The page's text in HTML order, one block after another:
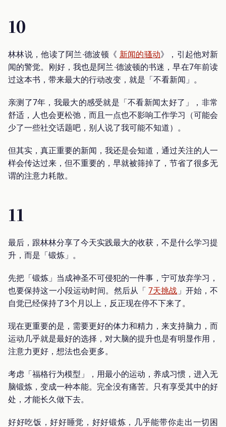
10
林林说，他读了阿兰∙德波顿《 新闻的骚动》，引起他对新
闻的警觉。刚好，我也是阿兰∙德波顿的书迷，早在7年前读
过这本书，带来最大的行动改变，就是「不看新闻」。
亲测了7年，我最大的感受就是「不看新闻太好了」，非常
舒适，人也会更松弛，而且一点也不影响工作学习（可能会
少了一些社交话题吧，别人说了我可能不知道）。
但其实，真正重要的新闻，我还是会知道，通过关注的人一
样会传达过来，但不重要的，早就被筛掉了，节省了很多无
谓的注意力耗散。
11
最后，跟林林分享了今天实践最大的收获，不是什么学习提
升，而是「锻炼」。
先把「锻炼」当成神圣不可侵犯的一件事，宁可放弃学习，
也要保持这一小段运动时间。然后从「7天挑战 」开始，不
自觉已经保持了3个月以上，反正现在停不下来了。
现在更重要的是，需要更好的体力和精力，来支持脑力，而
运动几乎就是最好的选择，对大脑的提升也是有明显作用，
注意力更好，想法也会更多。
考虑「福格行为模型」，用最小的运动，养成习惯，进入无
脑锻炼，变成一种本能。完全没有痛苦。只有享受其中的好
处，才能长久做下去。
好好吃饭，好好睡觉，好好锻炼，几乎能带你走出一切困